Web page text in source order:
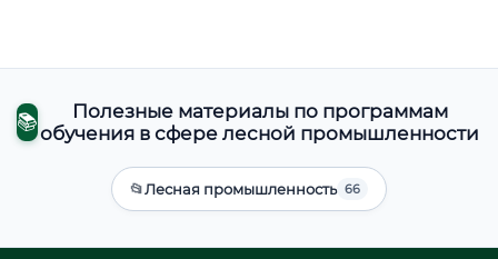
📚
Полезные материалы по программам
обучения в сфере лесной промышленности
📂Лесная промышленность 66